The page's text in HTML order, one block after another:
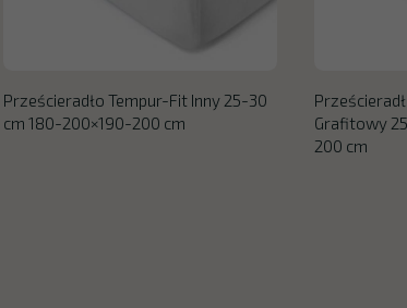
Prześcieradło Tempur-Fit Inny 25-30
cm 180-200×190-200 cm
Grafitowy
200 cm